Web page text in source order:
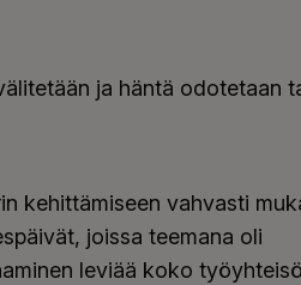
ja häntä odotetaan
kehittämiseen vahvasti
joissa teemana oli
leviää koko